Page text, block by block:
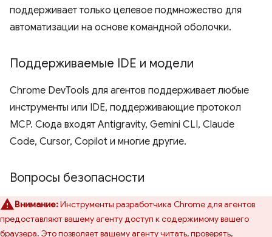
поддерживает только целевое подмножество для
автоматизации на основе командной оболочки.
Поддерживаемые IDE и модели
Chrome DevTools для агентов поддерживает любые
инструменты или IDE, поддерживающие протокол
MCP. Сюда входят Antigravity, Gemini CLI, Claude
Code, Cursor, Copilot и многие другие.
Вопросы безопасности
Внимание:Инструменты разработчика Chrome для агентов
предоставляют вашему агенту доступ к содержимому вашего
браузера. Это позволяет вашему агенту читать, проверять,